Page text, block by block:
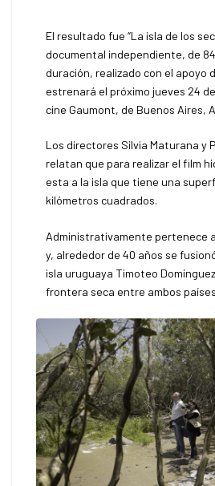
El resultado fue “La isla de los
documental independiente, de
duración, realizado con el apoyo
estrenará el próximo jueves 24
cine Gaumont, de Buenos Aires,
Los directores Silvia Maturana y
relatan que para realizar el film
esta a la isla que tiene una
kilómetros cuadrados.
Administrativamente pertenece
y, alrededor de 40 años se
isla uruguaya Timoteo
frontera seca entre ambos